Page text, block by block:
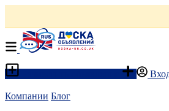
Компании Блог